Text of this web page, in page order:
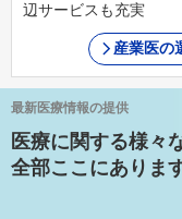
辺サービスも充実
産業医の
最新医療情報の提供
医療に関する様々
全部ここにあります